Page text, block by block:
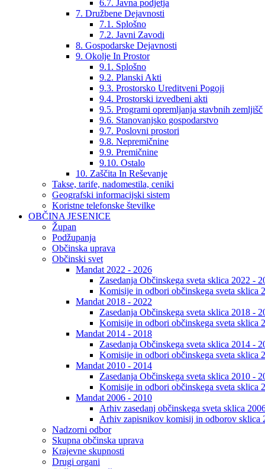
6.7. Javna podjetja
7. Družbene Dejavnosti
7.1. Splošno
7.2. Javni Zavodi
8. Gospodarske Dejavnosti
9. Okolje In Prostor
9.1. Splošno
9.2. Planski Akti
9.3. Prostorsko Ureditveni Pogoji
9.4. Prostorski izvedbeni akti
9.5. Programi opremljanja stavbnih zemljišč
9.6. Stanovanjsko gospodarstvo
9.7. Poslovni prostori
9.8. Nepremičnine
9.9. Premičnine
9.10. Ostalo
10. Zaščita In Reševanje
Takse, tarife, nadomestila, ceniki
Geografski informacijski sistem
Koristne telefonske številke
OBČINA JESENICE
Župan
Podžupanja
Občinska uprava
Občinski svet
Mandat 2022 - 2026
Zasedanja Občinskega sveta sklica 2022 -
Komisije in odbori občinskega sveta sklica
Mandat 2018 - 2022
Zasedanja Občinskega sveta sklica 2018 -
Komisije in odbori občinskega sveta sklica
Mandat 2014 - 2018
Zasedanja Občinskega sveta sklica 2014 -
Komisije in odbori občinskega sveta sklica
Mandat 2010 - 2014
Zasedanja Občinskega sveta sklica 2010 -
Komisije in odbori občinskega sveta sklica
Mandat 2006 - 2010
Arhiv zasedanj občinskega sveta sklica
Arhiv zapisnikov komisij in odborov sklica
Nadzorni odbor
Skupna občinska uprava
Krajevne skupnosti
Drugi organi